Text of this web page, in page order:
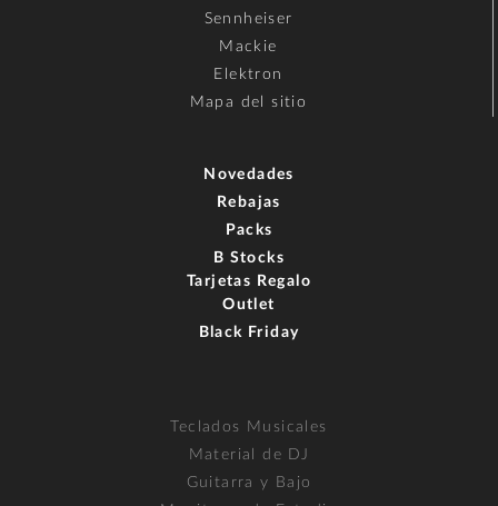
Sennheiser
Mackie
Elektron
Mapa del sitio
Novedades
Rebajas
Packs
B Stocks
Tarjetas Regalo
Outlet
Black Friday
Teclados Musicales
Material de DJ
Guitarra y Bajo